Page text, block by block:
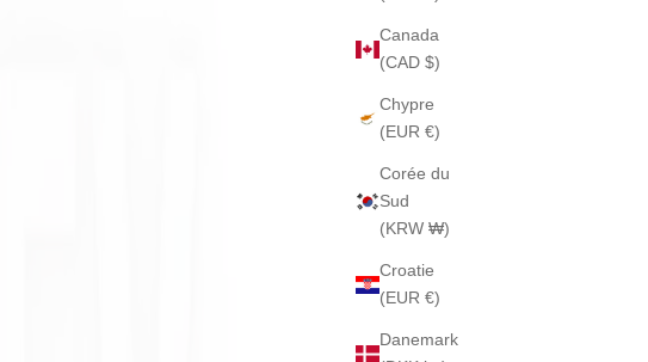
Canada
(CAD $)
Chypre
(EUR €)
Corée du
Sud
(KRW ₩)
Croatie
(EUR €)
Danemark